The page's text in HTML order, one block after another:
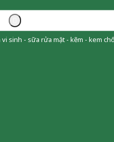
sinh - sữa rửa mặt - kẽm - kem